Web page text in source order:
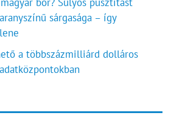
sárgasága – így
a többszázmilliárd dolláros